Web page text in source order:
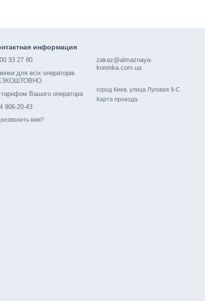
информация
33 27 80
для всіх операторів
тарифом Вашого оператора
906-20-43
вам?
zakaz@almaznaya-
koronka.com.ua
город Киев, улица Луговая 9-С
Карта проезда